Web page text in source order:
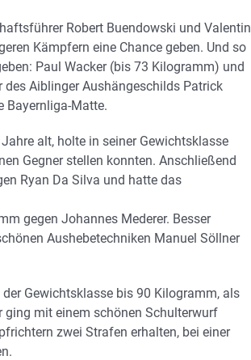
Robert Buendowski und Valentin
Kämpfern eine Chance geben. Und so
Paul Wacker (bis 73 Kilogramm) und
Aiblinger Aushängeschilds Patrick
Bayernliga-Matte.
alt, holte in seiner Gewichtsklasse
Gegner stellen konnten. Anschließend
Ryan Da Silva und hatte das
gegen Johannes Mederer. Besser
Aushebetechniken Manuel Söllner
Gewichtsklasse bis 90 Kilogramm, als
mit einem schönen Schulterwurf
zwei Strafen erhalten, bei einer